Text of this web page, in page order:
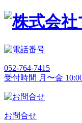
052-764-7415
受付時間 月〜金
お問合せ